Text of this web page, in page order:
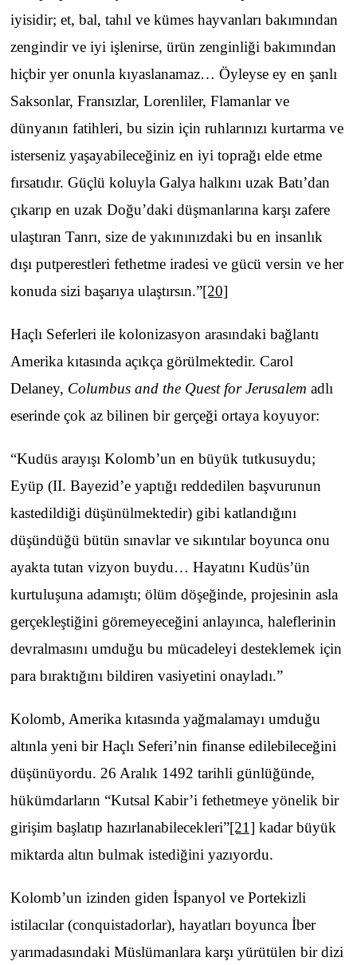
iyisidir; et, bal, tahıl ve kümes hayvanları bakımından
zengindir ve iyi işlenirse, ürün zenginliği bakımından
hiçbir yer onunla kıyaslanamaz… Öyleyse ey en şanlı
Saksonlar, Fransızlar, Lorenliler, Flamanlar ve
dünyanın fatihleri, bu sizin için ruhlarınızı kurtarma ve
isterseniz yaşayabileceğiniz en iyi toprağı elde etme
fırsatıdır. Güçlü koluyla Galya halkını uzak Batı’dan
çıkarıp en uzak Doğu’daki düşmanlarına karşı zafere
ulaştıran Tanrı, size de yakınınızdaki bu en insanlık
dışı putperestleri fethetme iradesi ve gücü versin ve her
konuda sizi başarıya ulaştırsın.”[20]
Haçlı Seferleri ile kolonizasyon arasındaki bağlantı
Amerika kıtasında açıkça görülmektedir. Carol
Delaney, Columbus and the Quest for Jerusalem adlı
eserinde çok az bilinen bir gerçeği ortaya koyuyor:
“Kudüs arayışı Kolomb’un en büyük tutkusuydu;
Eyüp (II. Bayezid’e yaptığı reddedilen başvurunun
kastedildiği düşünülmektedir) gibi katlandığını
düşündüğü bütün sınavlar ve sıkıntılar boyunca onu
ayakta tutan vizyon buydu… Hayatını Kudüs’ün
kurtuluşuna adamıştı; ölüm döşeğinde, projesinin asla
gerçekleştiğini göremeyeceğini anlayınca, haleflerinin
devralmasını umduğu bu mücadeleyi desteklemek için
para bıraktığını bildiren vasiyetini onayladı.”
Kolomb, Amerika kıtasında yağmalamayı umduğu
altınla yeni bir Haçlı Seferi’nin finanse edilebileceğini
düşünüyordu. 26 Aralık 1492 tarihli günlüğünde,
hükümdarların “Kutsal Kabir’i fethetmeye yönelik bir
girişim başlatıp hazırlanabilecekleri”[21] kadar büyük
miktarda altın bulmak istediğini yazıyordu.
Kolomb’un izinden giden İspanyol ve Portekizli
istilacılar (conquistadorlar), hayatları boyunca İber
yarımadasındaki Müslümanlara karşı yürütülen bir dizi